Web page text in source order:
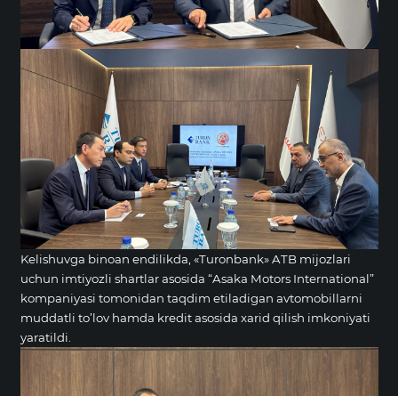
Kelishuvga binoan endilikda, «Turonbank» ATB mijozlari
uchun imtiyozli shartlar asosida “Asaka Motors International”
kompaniyasi tomonidan taqdim etiladigan avtomobillarni
muddatli to’lov hamda kredit asosida xarid qilish imkoniyati
yaratildi.